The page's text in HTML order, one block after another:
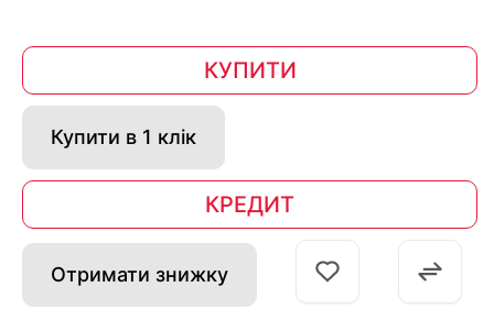
КУПИТИ
Купити в 1 клік
КРЕДИТ
Отримати знижку